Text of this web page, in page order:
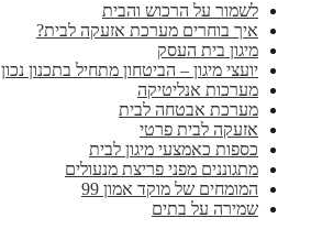
לשמור על הרכוש והבית
איך בוחרים מערכת אזעקה לבית?
מיגון בית העסק
יועצי מיגון – הביטחון מתחיל בתכנון נכון
מערכות אנליטיקה
מערכת אבטחה לבית
אזעקה לבית פרטי
כספות כאמצעי מיגון לבית
מתגוננים מפני פריצת מנעולים
המומחים של מוקד אמון 99
שמירה על בתים